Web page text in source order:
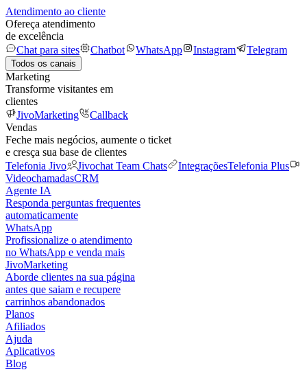
Atendimento ao cliente
Ofereça atendimento
de excelência
Chat para sites
Chatbot WhatsApp Instagram Telegram
Todos os canais
Marketing
Transforme visitantes em
clientes
JivoMarketing
Callback
Vendas
Feche mais negócios, aumente o ticket
e cresça sua base de clientes
Telefonia Jivo
Jivochat Team Chats IntegraçõesTelefonia Plus
VideochamadasCRM
Agente IA
Responda perguntas frequentes
automaticamente
WhatsApp
Profissionalize o atendimento
no WhatsApp e venda mais
JivoMarketing
Aborde clientes na sua página
antes que saiam e recupere
carrinhos abandonados
Planos
Afiliados
Ajuda
Aplicativos
Blog